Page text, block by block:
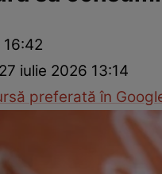
răspund
27 iulie 2026 13:14
preferată în